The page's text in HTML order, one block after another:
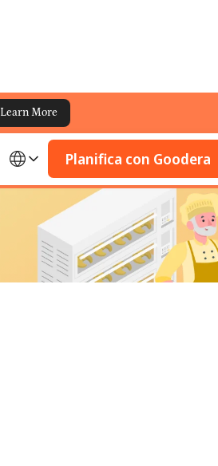
Learn More
Planifica con Goodera